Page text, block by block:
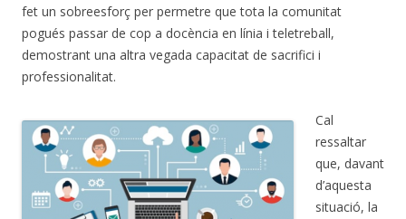
fet un sobreesforç per permetre que tota la comunitat
pogués passar de cop a docència en línia i teletreball,
demostrant una altra vegada capacitat de sacrifici i
professionalitat.
Cal
ressaltar
que, davant
d’aquesta
situació, la